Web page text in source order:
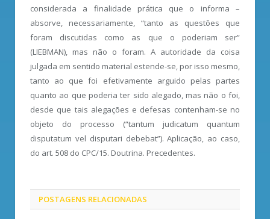
considerada a finalidade prática que o informa –
absorve, necessariamente, “tanto as questões que
foram discutidas como as que o poderiam ser”
(LIEBMAN), mas não o foram. A autoridade da coisa
julgada em sentido material estende-se, por isso mesmo,
tanto ao que foi efetivamente arguido pelas partes
quanto ao que poderia ter sido alegado, mas não o foi,
desde que tais alegações e defesas contenham-se no
objeto do processo (“tantum judicatum quantum
disputatum vel disputari debebat”). Aplicação, ao caso,
do art. 508 do CPC/15. Doutrina. Precedentes.
POSTAGENS RELACIONADAS